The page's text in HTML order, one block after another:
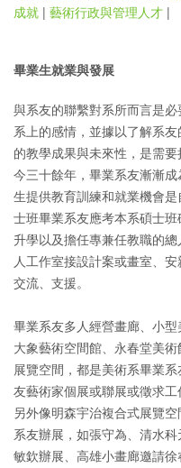
成就 | 藝術行政與管理人才 |
畢業生就業與發展
與系友的聯繫對系所而言是
系上的感情，並據以了解系
的教學成果與未來性，是需
今三十餘年，畢業系友漸漸
生提供教育訓練和就業機會
士班畢業系友應考本系碩士
升學以及擔任專兼任教職的
人工作室接設計案或畫室、
交流、支援。
畢業系友多人經營畫廊、小
大象藝術空間館、永春堂美
展覽空間，都是美術系畢業
友藝術家個展或聯展或徵求工
另外像明森宇治複合式展覽
系友辦展，如張守為、清水
敏欽辦展、高雄小畫廊邀請